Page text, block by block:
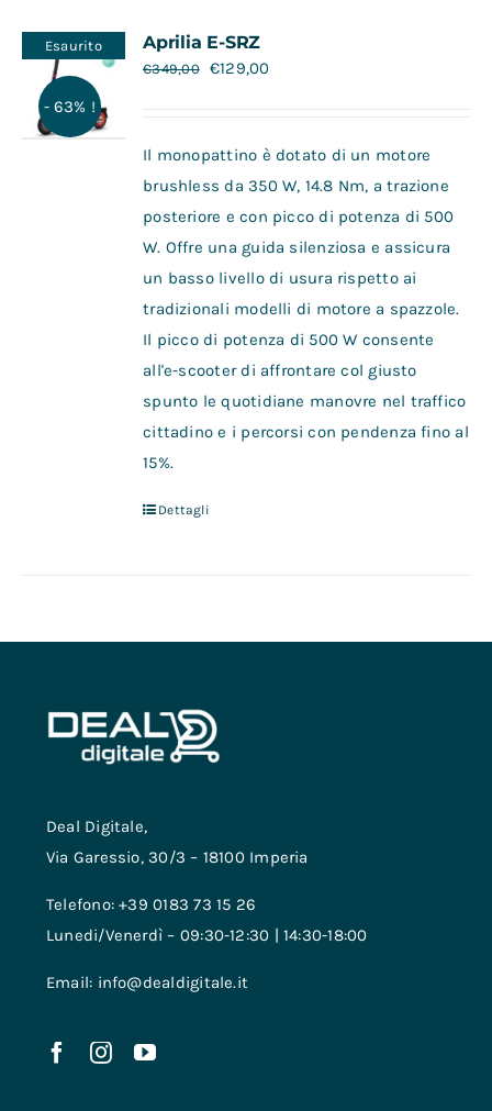
Contatti
Esaurito
- 63% !
Aprilia E-SRZ
€349,00 €129,00
Il monopattino è dotato di un motore
brushless da 350 W, 14.8 Nm, a trazione
posteriore e con picco di potenza di 500
W. Offre una guida silenziosa e assicura
un basso livello di usura rispetto ai
tradizionali modelli di motore a spazzole.
Il picco di potenza di 500 W consente
all'e-scooter di affrontare col giusto
spunto le quotidiane manovre nel traffico
cittadino e i percorsi con pendenza fino al
15%.
Dettagli
Deal Digitale,
Via Garessio, 30/3 – 18100 Imperia
Telefono: +39 0183 73 15 26
Lunedi/Venerdì – 09:30-12:30 | 14:30-18:00
Email: info@dealdigitale.it